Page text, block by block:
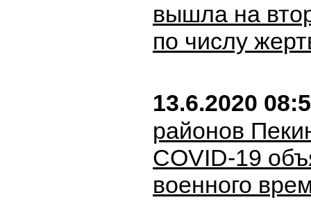
вышла на
по числу
13.6.2020
районов
COVID-19
военного